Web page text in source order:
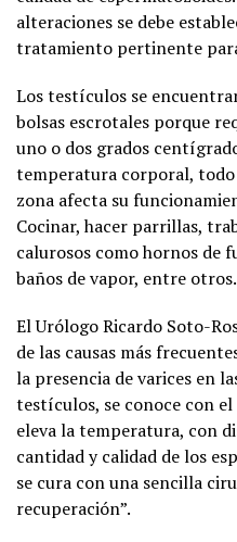
alteraciones se debe
tratamiento pertinente
Los testículos se
bolsas escrotales porque
uno o dos grados
temperatura corporal, todo
zona afecta su
Cocinar, hacer parrillas,
calurosos como hornos de
baños de vapor, entre otros.
El Urólogo Ricardo Soto-
de las causas más
la presencia de varices en
testículos, se conoce con
eleva la temperatura, con
cantidad y calidad de los
se cura con una sencilla
recuperación”.